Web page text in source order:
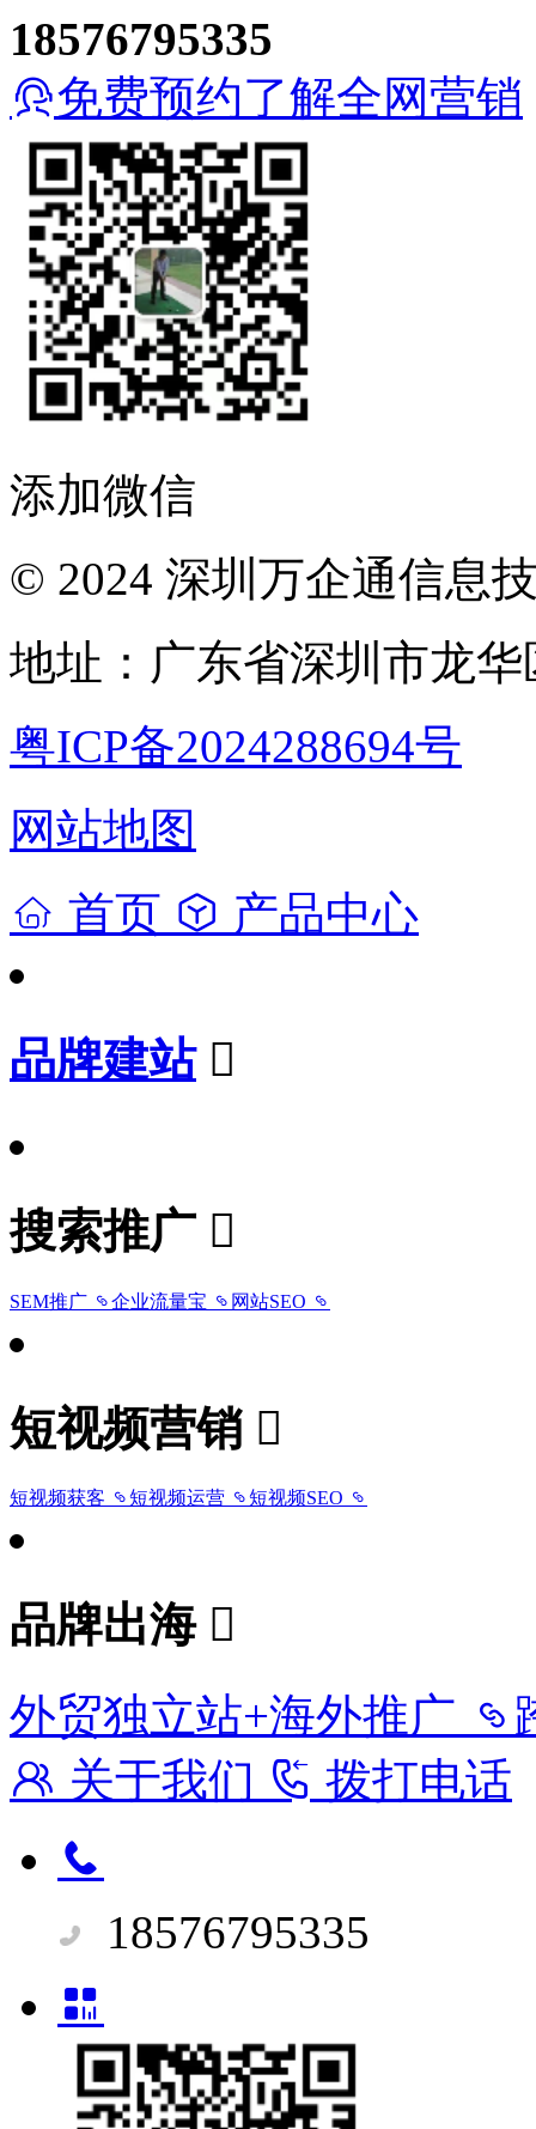
18576795335
免费预约了解全网营销
添加微信
© 2024 深圳万企通信息
地址：广东省深圳市龙
粤ICP备2024288694号
网站地图
首页
产品中心
品牌建站
搜索推广
SEM推广 企业流量宝 网站SEO
短视频营销
短视频获客 短视频运营 短视频SEO
品牌出海
外贸独立站+海外推广
关于我们
拨打电话
18576795335